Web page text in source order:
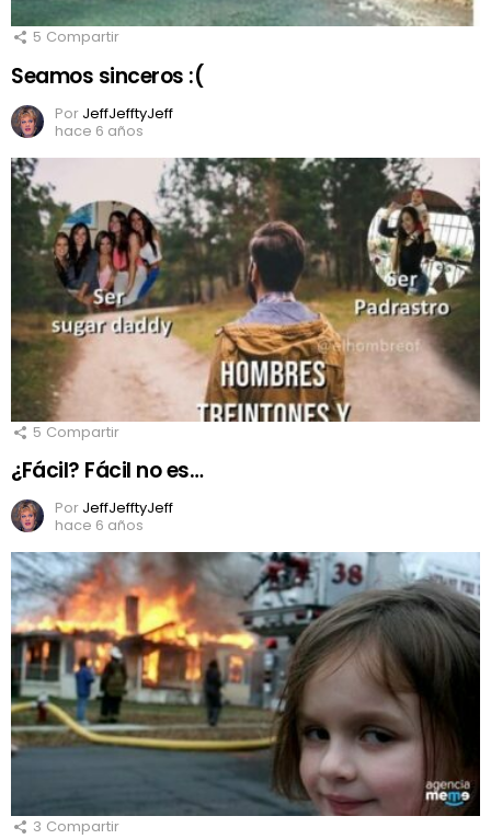
5 Compartir
Seamos sinceros :(
Por JeffJefftyJeff
hace 6 años
5 Compartir
¿Fácil? Fácil no es…
Por JeffJefftyJeff
hace 6 años
3 Compartir